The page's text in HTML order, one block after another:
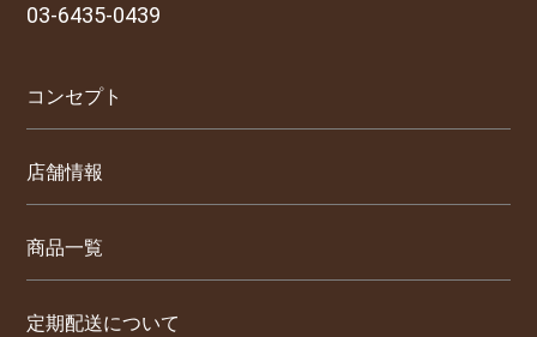
03-6435-0439
コンセプト
店舗情報
商品一覧
定期配送について